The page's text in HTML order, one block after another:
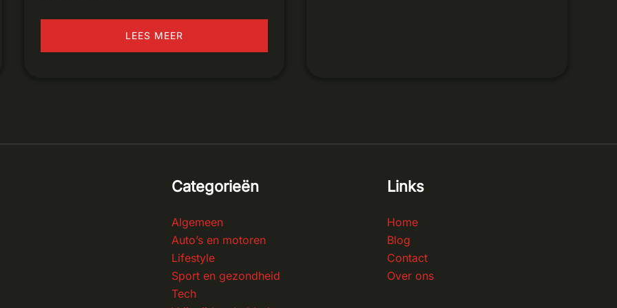
LEES MEER
Categorieën
Algemeen
Auto’s en motoren
Lifestyle
Sport en gezondheid
Tech
Links
Home
Blog
Contact
Over ons